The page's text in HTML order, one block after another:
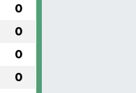
0
0
0
0